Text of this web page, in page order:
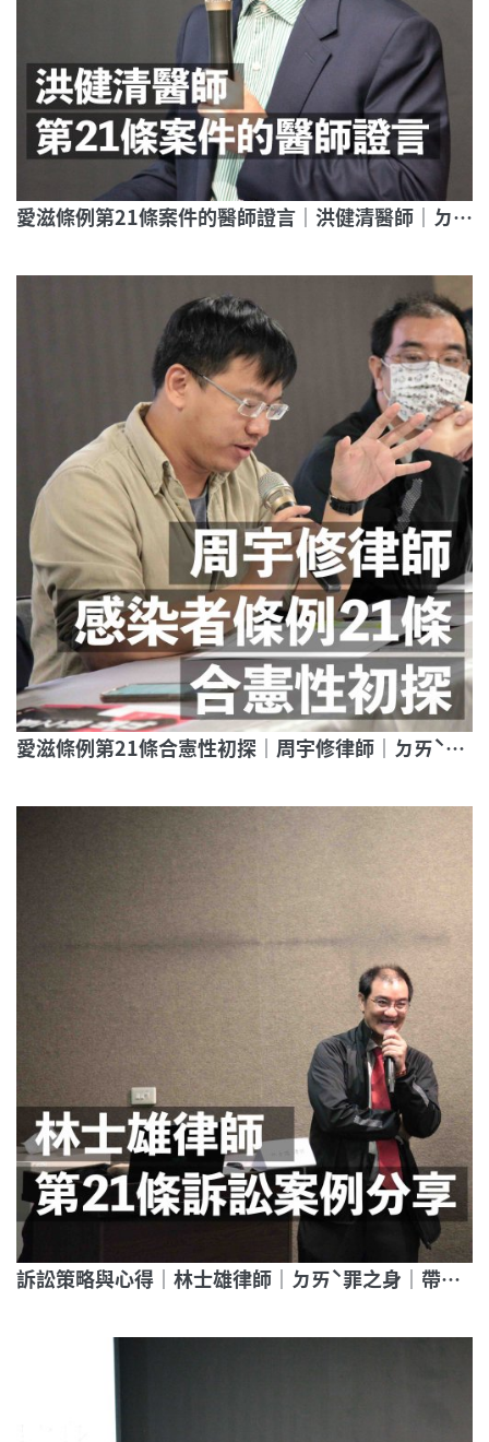
愛滋條例第21條案件的醫師證言｜洪健清醫師｜ㄉㄞˋ罪之身｜帶你走進愛滋條例第21條審判現場
愛滋條例第21條合憲性初探｜周宇修律師｜ㄉㄞˋ罪之身｜帶你走進愛滋條例第21條審判現場
訴訟策略與心得｜林士雄律師｜ㄉㄞˋ罪之身｜帶你走進愛滋條例第21條審判現場